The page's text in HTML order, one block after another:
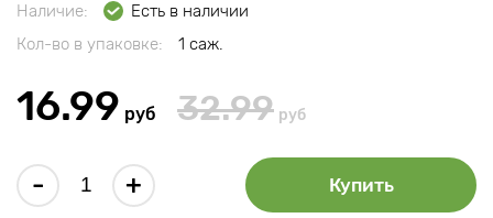
Наличие:
Есть в наличии
Кол-во в упаковке:
1 саж.
16.99 руб 32.99 руб
- + Купить